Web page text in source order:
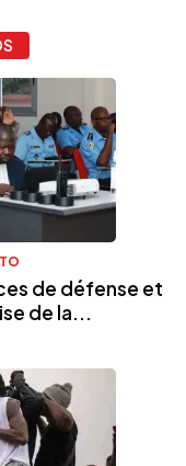
de défense et
de la...